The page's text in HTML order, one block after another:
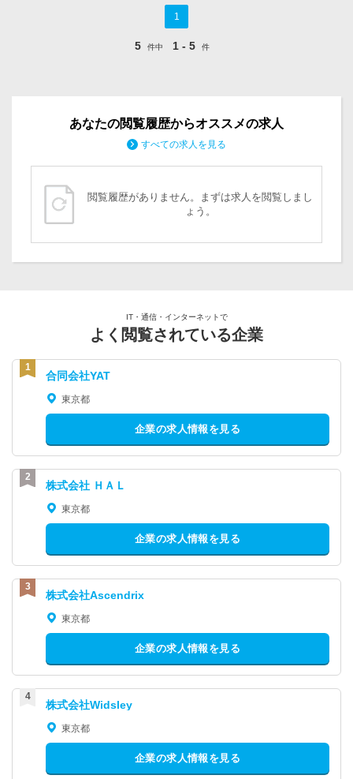
1
5 件中 1 - 5 件
あなたの閲覧履歴からオススメの求人
すべての求人を見る
閲覧履歴がありません。まずは求人を閲覧しまし
ょう。
IT・通信・インターネットで
よく閲覧されている企業
合同会社YAT
東京都
企業の求人情報を見る
株式会社 ＨＡＬ
東京都
企業の求人情報を見る
株式会社Ascendrix
東京都
企業の求人情報を見る
株式会社Widsley
東京都
企業の求人情報を見る